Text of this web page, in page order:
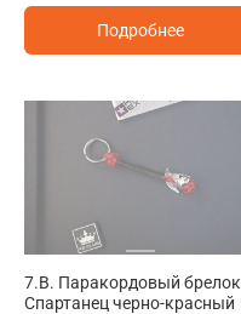
Подробнее
7.B. Паракордовый брелок
Спартанец черно-красный